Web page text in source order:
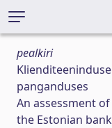
pealkiri
panganduses
An assessment
the Estonian